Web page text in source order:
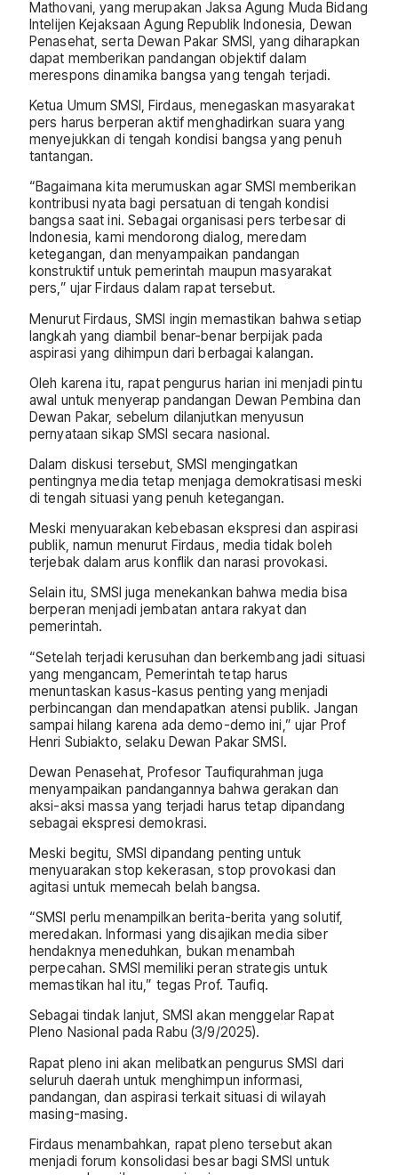
Mathovani, yang merupakan Jaksa Agung Muda Bidang
Intelijen Kejaksaan Agung Republik Indonesia, Dewan
Penasehat, serta Dewan Pakar SMSI, yang diharapkan
dapat memberikan pandangan objektif dalam
merespons dinamika bangsa yang tengah terjadi.
Ketua Umum SMSI, Firdaus, menegaskan masyarakat
pers harus berperan aktif menghadirkan suara yang
menyejukkan di tengah kondisi bangsa yang penuh
tantangan.
“Bagaimana kita merumuskan agar SMSI memberikan
kontribusi nyata bagi persatuan di tengah kondisi
bangsa saat ini. Sebagai organisasi pers terbesar di
Indonesia, kami mendorong dialog, meredam
ketegangan, dan menyampaikan pandangan
konstruktif untuk pemerintah maupun masyarakat
pers,” ujar Firdaus dalam rapat tersebut.
Menurut Firdaus, SMSI ingin memastikan bahwa setiap
langkah yang diambil benar-benar berpijak pada
aspirasi yang dihimpun dari berbagai kalangan.
Oleh karena itu, rapat pengurus harian ini menjadi pintu
awal untuk menyerap pandangan Dewan Pembina dan
Dewan Pakar, sebelum dilanjutkan menyusun
pernyataan sikap SMSI secara nasional.
Dalam diskusi tersebut, SMSI mengingatkan
pentingnya media tetap menjaga demokratisasi meski
di tengah situasi yang penuh ketegangan.
Meski menyuarakan kebebasan ekspresi dan aspirasi
publik, namun menurut Firdaus, media tidak boleh
terjebak dalam arus konflik dan narasi provokasi.
Selain itu, SMSI juga menekankan bahwa media bisa
berperan menjadi jembatan antara rakyat dan
pemerintah.
“Setelah terjadi kerusuhan dan berkembang jadi situasi
yang mengancam, Pemerintah tetap harus
menuntaskan kasus-kasus penting yang menjadi
perbincangan dan mendapatkan atensi publik. Jangan
sampai hilang karena ada demo-demo ini,” ujar Prof
Henri Subiakto, selaku Dewan Pakar SMSI.
Dewan Penasehat, Profesor Taufiqurahman juga
menyampaikan pandangannya bahwa gerakan dan
aksi-aksi massa yang terjadi harus tetap dipandang
sebagai ekspresi demokrasi.
Meski begitu, SMSI dipandang penting untuk
menyuarakan stop kekerasan, stop provokasi dan
agitasi untuk memecah belah bangsa.
“SMSI perlu menampilkan berita-berita yang solutif,
meredakan. Informasi yang disajikan media siber
hendaknya meneduhkan, bukan menambah
perpecahan. SMSI memiliki peran strategis untuk
memastikan hal itu,” tegas Prof. Taufiq.
Sebagai tindak lanjut, SMSI akan menggelar Rapat
Pleno Nasional pada Rabu (3/9/2025).
Rapat pleno ini akan melibatkan pengurus SMSI dari
seluruh daerah untuk menghimpun informasi,
pandangan, dan aspirasi terkait situasi di wilayah
masing-masing.
Firdaus menambahkan, rapat pleno tersebut akan
menjadi forum konsolidasi besar bagi SMSI untuk